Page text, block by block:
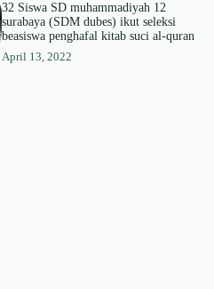
32 Siswa SD muhammadiyah 12
surabaya (SDM dubes) ikut seleksi
beasiswa penghafal kitab suci al-quran
April 13, 2022